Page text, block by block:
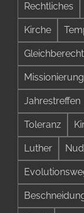
Rechtliches
Kirche
Missionierung
Jahrestreffen
Toleranz
Luther